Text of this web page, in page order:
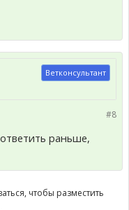
Ветконсультант
#8
раньше,
чтобы разместить